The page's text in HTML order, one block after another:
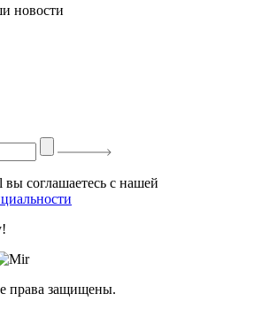
новости
вы соглашаетесь с нашей
права защищены.